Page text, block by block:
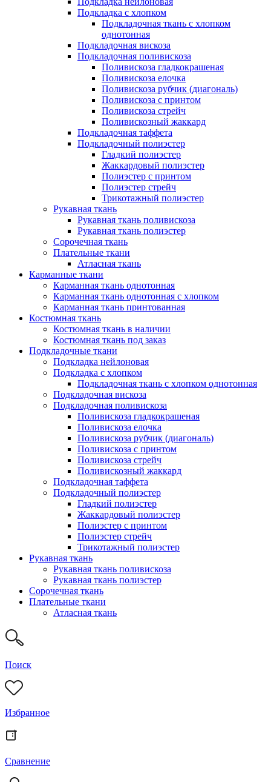
Подкладка с хлопком
Подкладочная ткань с хлопком
однотонная
Подкладочная вискоза
Подкладочная поливискоза
Поливискоза гладкокрашеная
Поливискоза елочка
Поливискоза рубчик (диагональ)
Поливискоза с принтом
Поливискоза стрейч
Поливискозный жаккард
Подкладочная таффета
Подкладочный полиэстер
Гладкий полиэстер
Жаккардовый полиэстер
Полиэстер с принтом
Полиэстер стрейч
Трикотажный полиэстер
Рукавная ткань
Рукавная ткань поливискоза
Рукавная ткань полиэстер
Сорочечная ткань
Плательные ткани
Атласная ткань
Карманные ткани
Карманная ткань однотонная
Карманная ткань однотонная с хлопком
Карманная ткань принтованная
Костюмная ткань
Костюмная ткань в наличии
Костюмная ткань под заказ
Подкладочные ткани
Подкладка нейлоновая
Подкладка с хлопком
Подкладочная ткань с хлопком однотонная
Подкладочная вискоза
Подкладочная поливискоза
Поливискоза гладкокрашеная
Поливискоза елочка
Поливискоза рубчик (диагональ)
Поливискоза с принтом
Поливискоза стрейч
Поливискозный жаккард
Подкладочная таффета
Подкладочный полиэстер
Гладкий полиэстер
Жаккардовый полиэстер
Полиэстер с принтом
Полиэстер стрейч
Трикотажный полиэстер
Рукавная ткань
Рукавная ткань поливискоза
Рукавная ткань полиэстер
Сорочечная ткань
Плательные ткани
Атласная ткань
Поиск
Избранное
Сравнение